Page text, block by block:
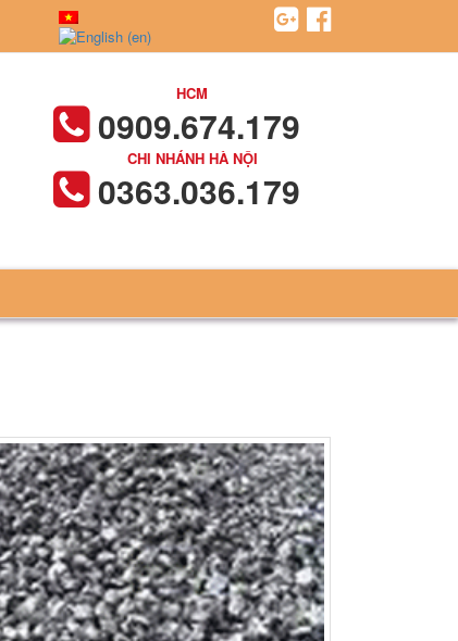
HCM
0909.674.179
CHI NHÁNH HÀ NỘI
0363.036.179